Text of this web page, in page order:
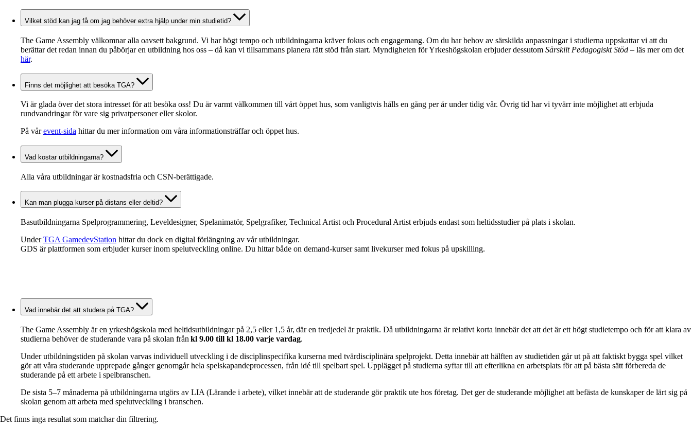
Vilket stöd kan jag få om jag behöver extra hjälp under min studietid?
The Game Assembly välkomnar alla oavsett bakgrund. Vi har högt tempo och utbildningarna kräver fokus och engagemang. Om du har behov av särskilda anpassningar i studierna uppskattar vi att du
berättar det redan innan du påbörjar en utbildning hos oss – då kan vi tillsammans planera rätt stöd från start. Myndigheten för Yrkeshögskolan erbjuder dessutom Särskilt Pedagogiskt Stöd – läs mer om det
här.
Finns det möjlighet att besöka TGA?
Vi är glada över det stora intresset för att besöka oss! Du är varmt välkommen till vårt öppet hus, som vanligtvis hålls en gång per år under tidig vår. Övrig tid har vi tyvärr inte möjlighet att erbjuda
rundvandringar för vare sig privatpersoner eller skolor.
På vårevent-sida hittar du mer information om våra informationsträffar och öppet hus.
Vad kostar utbildningarna?
Alla våra utbildningar är kostnadsfria och CSN-berättigade.
Kan man plugga kurser på distans eller deltid?
Basutbildningarna Spelprogrammering, Leveldesigner, Spelanimatör, Spelgrafiker, Technical Artist och Procedural Artist erbjuds endast som heltidsstudier på plats i skolan.
UnderTGA GamedevStation hittar du dock en digital förlängning av vår utbildningar.
GDS är plattformen som erbjuder kurser inom spelutveckling online. Du hittar både on demand-kurser samt livekurser med fokus på upskilling.
Vad innebär det att studera på TGA?
The Game Assembly är en yrkeshögskola med heltidsutbildningar på 2,5 eller 1,5 år, där en tredjedel är praktik. Då utbildningarna är relativt korta innebär det att det är ett högt studietempo och för att klara av
studierna behöver de studerande vara på skolan från kl 9.00 till kl 18.00 varje vardag.
Under utbildningstiden på skolan varvas individuell utveckling i de disciplinspecifika kurserna med tvärdisciplinära spelprojekt. Detta innebär att hälften av studietiden går ut på att faktiskt bygga spel vilket
gör att våra studerande upprepade gånger genomgår hela spelskapandeprocessen, från idé till spelbart spel. Upplägget på studierna syftar till att efterlikna en arbetsplats för att på bästa sätt förbereda de
studerande på ett arbete i spelbranschen.
De sista 5–7 månaderna på utbildningarna utgörs av LIA (Lärande i arbete), vilket innebär att de studerande gör praktik ute hos företag. Det ger de studerande möjlighet att befästa de kunskaper de lärt sig på
skolan genom att arbeta med spelutveckling i branschen.
Det finns inga resultat som matchar din filtrering.